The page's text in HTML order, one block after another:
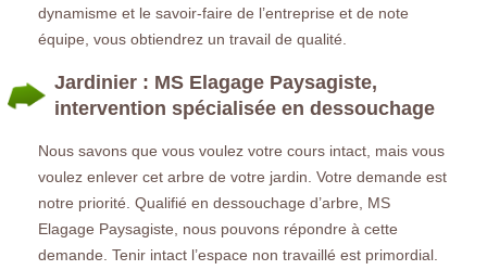
dynamisme et le savoir-faire de l’entreprise et de note
équipe, vous obtiendrez un travail de qualité.
Jardinier : MS Elagage Paysagiste,
intervention spécialisée en dessouchage
Nous savons que vous voulez votre cours intact, mais vous
voulez enlever cet arbre de votre jardin. Votre demande est
notre priorité. Qualifié en dessouchage d’arbre, MS
Elagage Paysagiste, nous pouvons répondre à cette
demande. Tenir intact l’espace non travaillé est primordial.